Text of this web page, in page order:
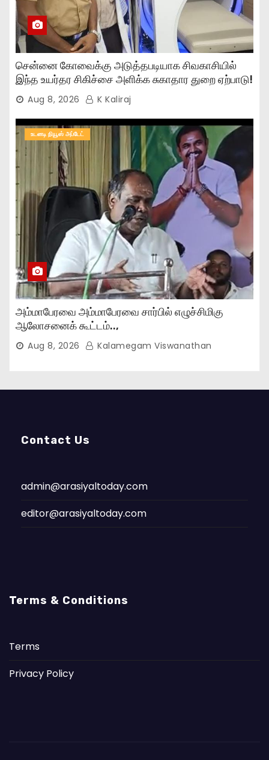
சென்னை கோவைக்கு அடுத்தபடியாக சிவகாசியில்
இந்த உயர்தர சிகிச்சை அளிக்க சுகாதார துறை ஏற்பாடு!
Aug 8, 2026 K Kaliraj
உடனடி நியூஸ் அப்டேட்
அம்மாபேரவை அம்மாபேரவை சார்பில் எழுச்சிமிகு
ஆலோசனைக் கூட்டம்..,
Aug 8, 2026 Kalamegam Viswanathan
Contact Us
admin@arasiyaltoday.com
editor@arasiyaltoday.com
Terms & Conditions
Terms
Privacy Policy